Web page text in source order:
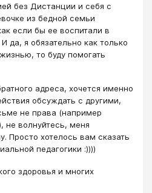
без Дистанции и себя с
из бедной семьи
если бы ее воспитали в
да, я обязательно как только
то буду помогать
адреса, хочется именно
обсуждать с другими,
не права (например
волнуйтесь, меня
Просто хотелось вам сказать
педагогики :))))
здоровья и многих